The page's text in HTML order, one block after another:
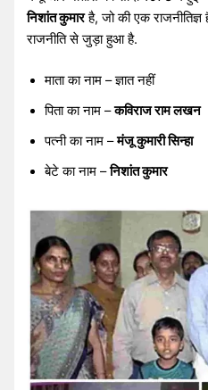
निशांत कुमारहै, जो की एक राजनीतिज्ञ
राजनीति से जुड़ा हुआ है.
माता का नाम – ज्ञात नहीं
पिता का नाम –कविराज राम लखन
पत्नी का नाम –मंजू कुमारी सिन्हा
बेटे का नाम –निशांत कुमार